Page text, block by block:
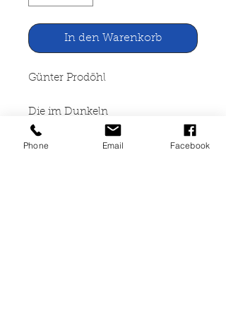
In den Warenkorb
Günter Prodöhl
Die im Dunkeln
Verlag Das Neue Berlin, 1959
Phone Email Facebook